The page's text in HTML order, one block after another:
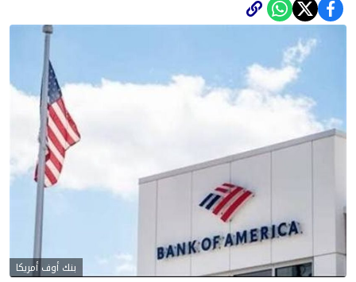
بنك أوف أمريكا